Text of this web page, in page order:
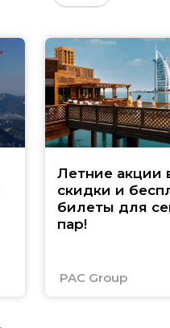
Летние акции
скидки и
билеты для
пар!
PAC Group